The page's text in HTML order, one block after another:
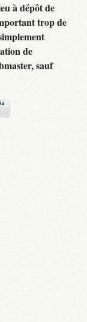
à dépôt de
trop de
de
sauf